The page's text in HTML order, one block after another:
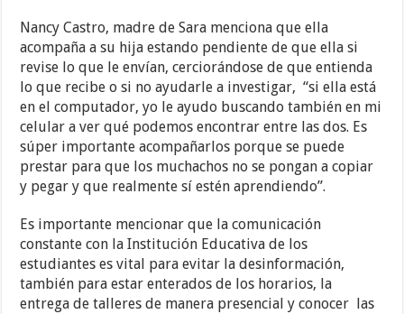
Nancy Castro, madre de Sara menciona que ella
acompaña a su hija estando pendiente de que ella si
revise lo que le envían, cerciorándose de que entienda
lo que recibe o si no ayudarle a investigar, “si ella está
en el computador, yo le ayudo buscando también en mi
celular a ver qué podemos encontrar entre las dos. Es
súper importante acompañarlos porque se puede
prestar para que los muchachos no se pongan a copiar
y pegar y que realmente sí estén aprendiendo”.
Es importante mencionar que la comunicación
constante con la Institución Educativa de los
estudiantes es vital para evitar la desinformación,
también para estar enterados de los horarios, la
entrega de talleres de manera presencial y conocer las